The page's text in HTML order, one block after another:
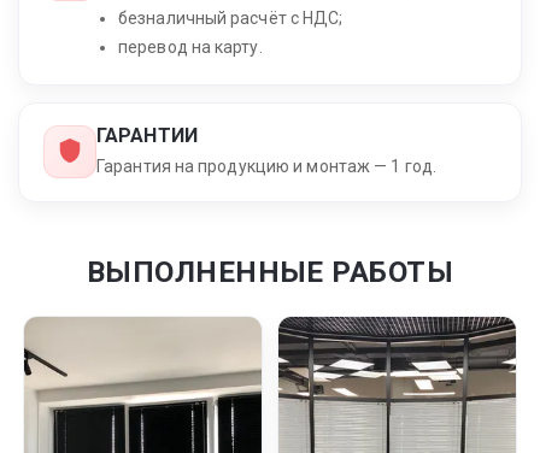
безналичный расчёт с НДС;
перевод на карту.
ГАРАНТИИ
Гарантия на продукцию и монтаж — 1 год.
ВЫПОЛНЕННЫЕ РАБОТЫ